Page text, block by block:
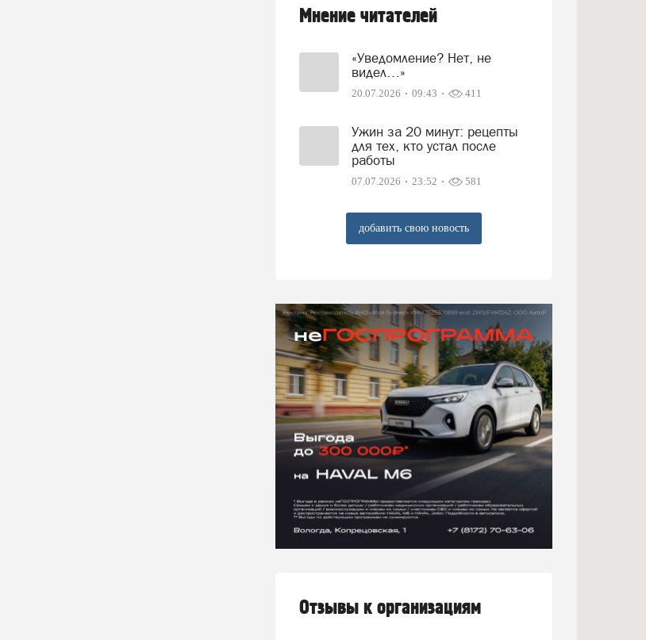
Мнение читателей
«Уведомление? Нет, не
видел…»
20.07.2026 09:43 411
Ужин за 20 минут: рецепты
для тех, кто устал после
работы
07.07.2026 23:52 581
добавить свою новость
Отзывы к организациям